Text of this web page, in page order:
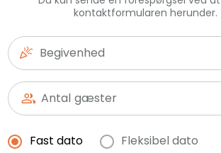
kontaktformularen herunder.
Begivenhed
Antal gæster
Fast dato Fleksibel dato